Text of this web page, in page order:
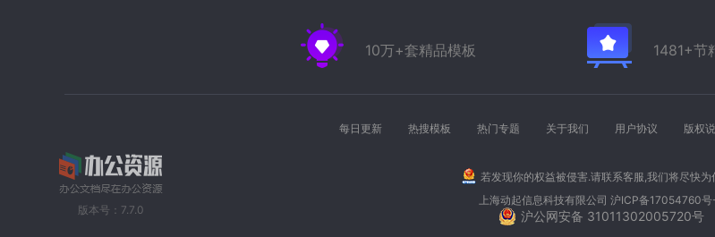
10万+套精品模板 1481+节
每日更新 热搜模板 热门专题 关于我们 用户协议 版权
版本号：7.7.0
若发现你的权益被侵害.请联系客服,我们将尽快为
上海动起信息科技有限公司 沪ICP备17054760
沪公网安备 31011302005720号